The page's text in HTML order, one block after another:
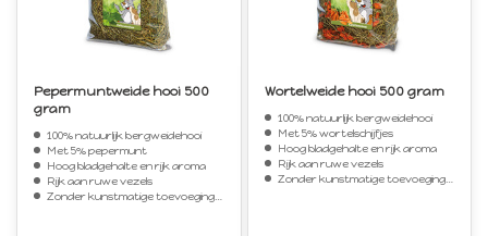
Pepermuntweide hooi 500
gram
100% natuurlijk bergweidehooi
Met 5% pepermunt
Hoog bladgehalte en rijk aroma
Rijk aan ruwe vezels
Zonder kunstmatige toevoegingen
Wortelweide hooi 500 gram
100% natuurlijk bergweidehooi
Met 5% wortelschijfjes
Hoog bladgehalte en rijk aroma
Rijk aan ruwe vezels
Zonder kunstmatige toevoegingen